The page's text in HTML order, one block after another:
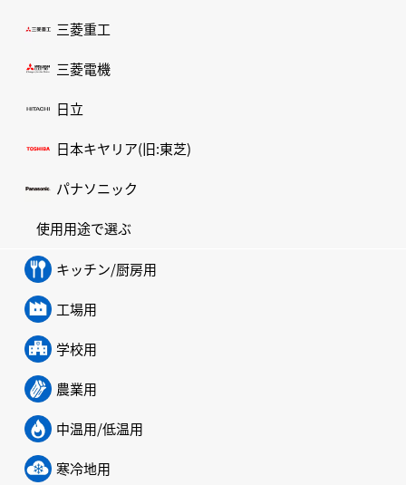
三菱重工
三菱電機
日立
日本キヤリア(旧:東芝)
パナソニック
使用用途で選ぶ
キッチン/厨房用
工場用
学校用
農業用
中温用/低温用
寒冷地用